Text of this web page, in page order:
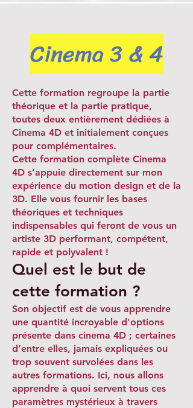
Cinema 3 & 4
Cette formation regroupe la partie
théorique et la partie pratique,
toutes deux entièrement dédiées à
Cinema 4D et initialement conçues
pour complémentaires.
Cette formation complète Cinema
4D s’appuie directement sur mon
expérience du motion design et de la
3D. Elle vous fournir les bases
théoriques et techniques
indispensables qui feront de vous un
artiste 3D performant, compétent,
rapide et polyvalent !
Quel est le but de
cette formation ?
Son objectif est de vous apprendre
une quantité incroyable d'options
présente dans cinema 4D ; certaines
d’entre elles, jamais expliquées ou
trop souvent survolées dans les
autres formations. Ici, nous allons
apprendre à quoi servent tous ces
paramètres mystérieux à travers